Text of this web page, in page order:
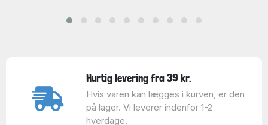
Hurtig levering fra 39 kr.
Hvis varen kan lægges i kurven, er den
på lager. Vi leverer indenfor 1-2
hverdage.